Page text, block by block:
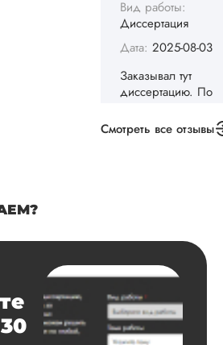
Дата:2025-08-03
Заказывал тут
диссертацию. По
конечно, для меня
внушительно, но
не успел бы
исследования
Читать полный
Смотреть все отзывы